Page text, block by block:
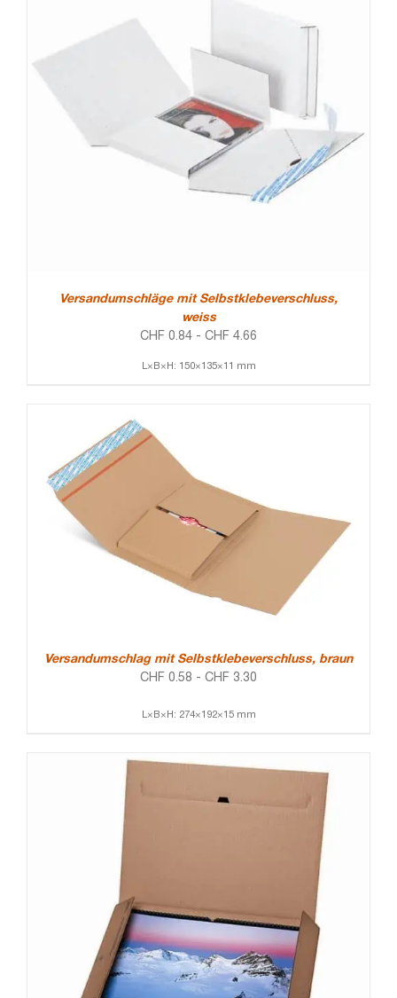
Versandumschläge mit Selbstklebeverschluss,
weiss
CHF 0.84 - CHF 4.66
L×B×H: 150×135×11 mm
Versandumschlag mit Selbstklebeverschluss, braun
CHF 0.58 - CHF 3.30
L×B×H: 274×192×15 mm